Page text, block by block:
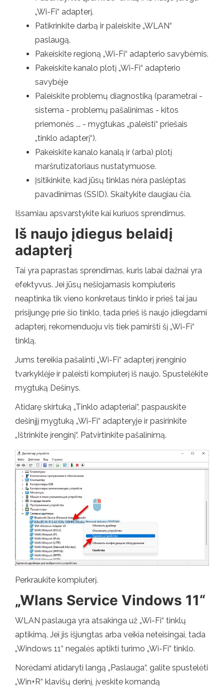
„Wi-Fi“ adapterį.
Patikrinkite darbą ir paleiskite „WLAN“
paslaugą.
Pakeiskite regioną „Wi-Fi“ adapterio savybėmis.
Pakeiskite kanalo plotį „Wi-Fi“ adapterio
savybėje
Paleiskite problemų diagnostiką (parametrai -
sistema - problemų pašalinimas - kitos
priemonės ... - mygtukas „paleisti“ priešais
„tinklo adapterį“).
Pakeiskite kanalo kanalą ir (arba) plotį
maršrutizatoriaus nustatymuose.
Įsitikinkite, kad jūsų tinklas nėra paslėptas
pavadinimas (SSID). Skaitykite daugiau čia.
Išsamiau apsvarstykite kai kuriuos sprendimus.
Iš naujo įdiegus belaidį
adapterį
Tai yra paprastas sprendimas, kuris labai dažnai yra
efektyvus. Jei jūsų nešiojamasis kompiuteris
neaptinka tik vieno konkretaus tinklo ir prieš tai jau
prisijungę prie šio tinklo, tada prieš iš naujo įdiegdami
adapterį, rekomenduoju vis tiek pamiršti šį „Wi-Fi“
tinklą.
Jums tereikia pašalinti „Wi-Fi“ adapterį įrenginio
tvarkyklėje ir paleisti kompiuterį iš naujo. Spustelėkite
mygtuką Dešinys.
Atidarę skirtuką „Tinklo adapteriai“, paspauskite
dešinįjį mygtuką „Wi-Fi“ adapteryje ir pasirinkite
„Ištrinkite įrenginį“. Patvirtinkite pašalinimą.
Perkraukite kompiuterį.
„Wlans Service Vindows 11“
WLAN paslauga yra atsakinga už „Wi-Fi“ tinklų
aptikimą. Jei jis išjungtas arba veikia neteisingai, tada
„Windows 11“ negalės aptikti turimo „Wi-Fi“ tinklo.
Norėdami atidaryti langą „Paslauga“, galite spustelėti
„Win+R“ klavišų derinį, įveskite komandą